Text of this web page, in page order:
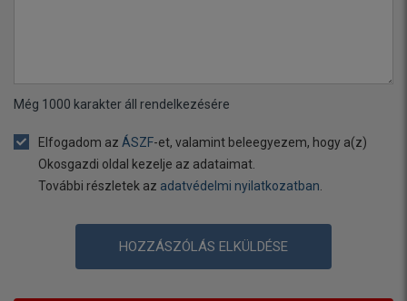
Még 1000 karakter áll rendelkezésére
Elfogadom az ÁSZF-et, valamint beleegyezem, hogy a(z)
Okosgazdi oldal kezelje az adataimat.
További részletek az adatvédelmi nyilatkozatban
HOZZÁSZÓLÁS ELKÜLDÉSE